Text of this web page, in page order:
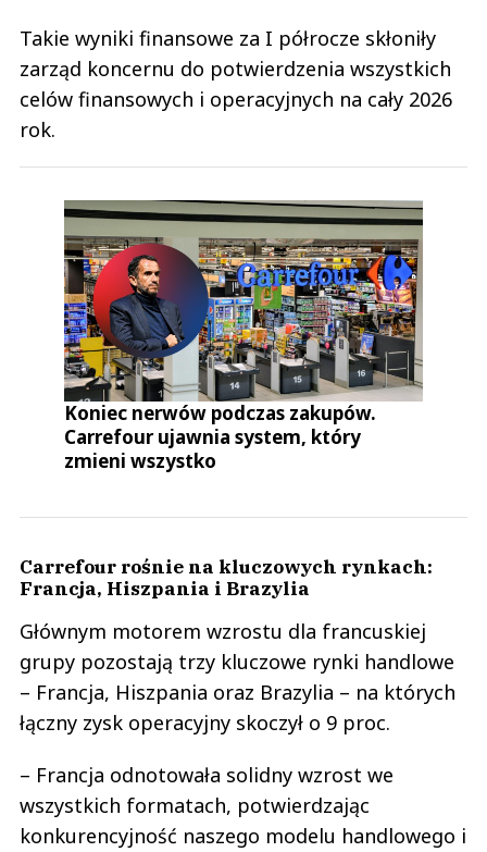
Takie wyniki finansowe za I półrocze skłoniły
zarząd koncernu do potwierdzenia wszystkich
celów finansowych i operacyjnych na cały 2026
rok.
Koniec nerwów podczas zakupów.
Carrefour ujawnia system, który
zmieni wszystko
Carrefour rośnie na kluczowych rynkach:
Francja, Hiszpania i Brazylia
Głównym motorem wzrostu dla francuskiej
grupy pozostają trzy kluczowe rynki handlowe
– Francja, Hiszpania oraz Brazylia – na których
łączny zysk operacyjny skoczył o 9 proc.
– Francja odnotowała solidny wzrost we
wszystkich formatach, potwierdzając
konkurencyjność naszego modelu handlowego i